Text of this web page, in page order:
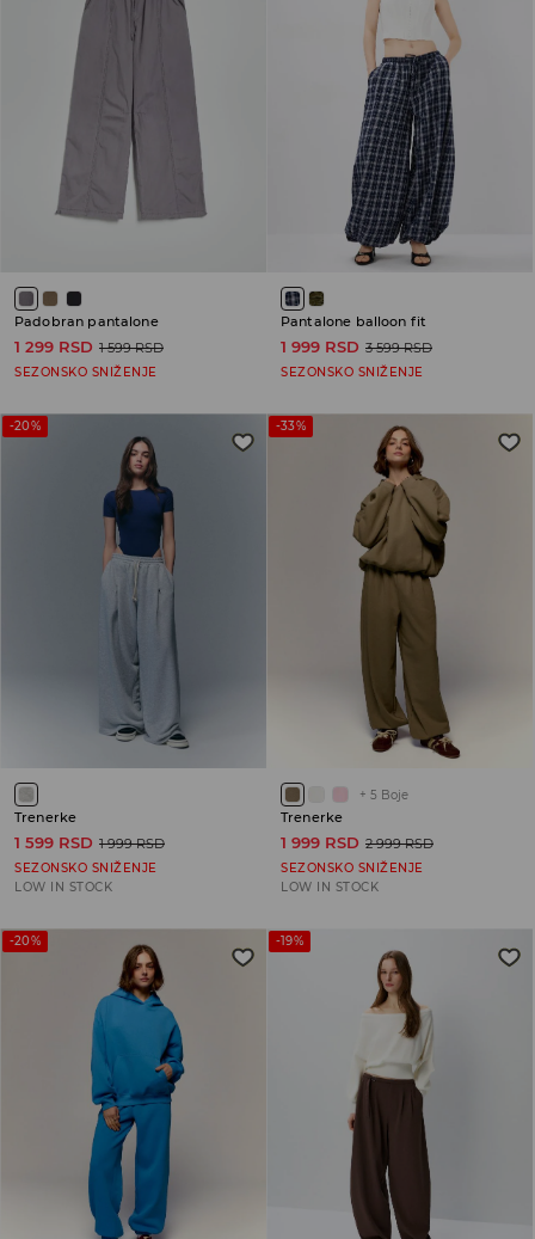
Padobran pantalone
1 299 RSD 1 599 RSD
SEZONSKO SNIŽENJE
Pantalone balloon fit
1 999 RSD 3 599 RSD
SEZONSKO SNIŽENJE
-20%
Trenerke
1 599 RSD 1 999 RSD
SEZONSKO SNIŽENJE
LOW IN STOCK
-33%
+ 5 Boje
Trenerke
1 999 RSD 2 999 RSD
SEZONSKO SNIŽENJE
LOW IN STOCK
-20% -19%